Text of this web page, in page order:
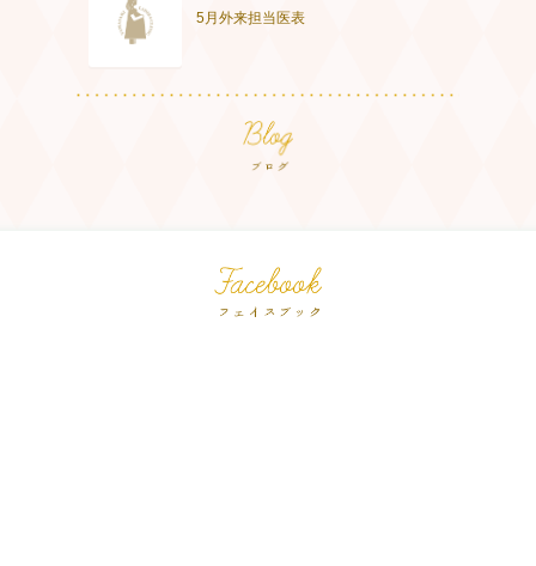
5月外来担当医表